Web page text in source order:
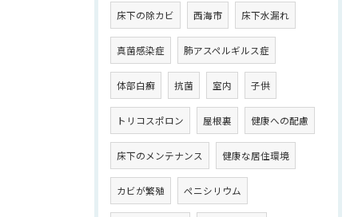
床下の除カビ 西海市 床下水漏れ
真菌感染症 肺アスペルギルス症
体部白癬 抗菌 室内 子供
トリコスポロン 屋根裏 健康への配慮
床下のメンテナンス 健康な居住環境
カビが繁殖 ペニシリウム